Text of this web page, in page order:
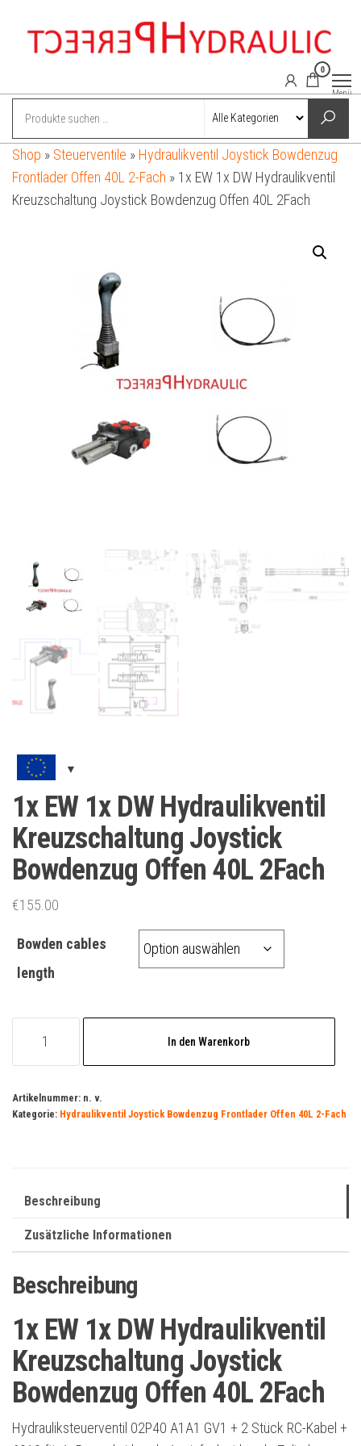
Inhalt
springen
hydraulic.com
hydraulics
shop
0
Menü
Shop » Steuerventile » Hydraulikventil Joystick Bowdenzug
Frontlader Offen 40L 2-Fach » 1x EW 1x DW Hydraulikventil
Kreuzschaltung Joystick Bowdenzug Offen 40L 2Fach
1x EW 1x DW Hydraulikventil
Kreuzschaltung Joystick
Bowdenzug Offen 40L 2Fach
€155.00
Bowden cables
length
DW
Hydraulikventil
Offen
40L
2Fach
Menge
In den Warenkorb
Artikelnummer: n. v.
Kategorie: Hydraulikventil Joystick Bowdenzug Frontlader Offen 40L 2-Fach
Beschreibung
Zusätzliche Informationen
Beschreibung
1x EW 1x DW Hydraulikventil
Kreuzschaltung Joystick
Bowdenzug Offen 40L 2Fach
Hydrauliksteuerventil 02P40 A1A1 GV1 + 2 Stück RC-Kabel +